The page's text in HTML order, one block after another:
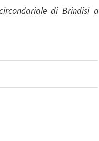
di Brindisi a